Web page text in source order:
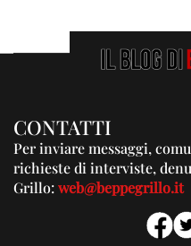
CONTATTI
Per inviare messaggi,
richieste di interviste,
Grillo:web@beppegrillo.it